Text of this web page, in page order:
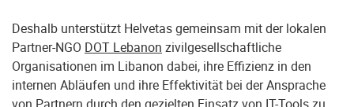
Deshalb unterstützt Helvetas gemeinsam mit der lokalen
Partner-NGO DOT Lebanon zivilgesellschaftliche
Organisationen im Libanon dabei, ihre Effizienz in den
internen Abläufen und ihre Effektivität bei der Ansprache